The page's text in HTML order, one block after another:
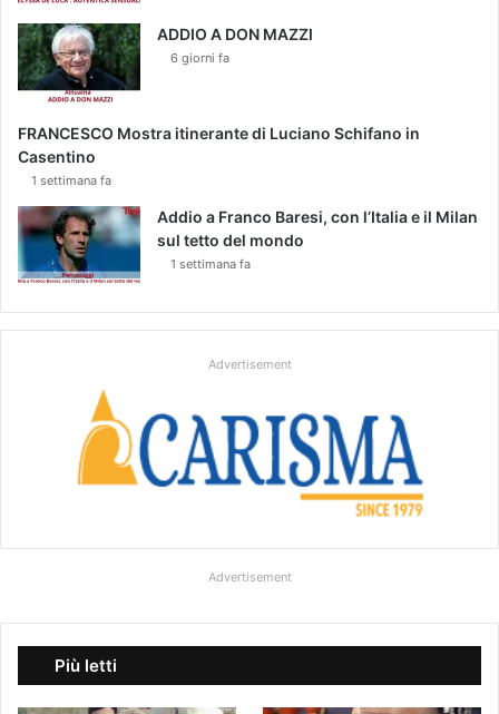
ADDIO A DON MAZZI
6 giorni fa
FRANCESCO Mostra itinerante di Luciano Schifano in
Casentino
1 settimana fa
Addio a Franco Baresi, con l’Italia e il Milan
sul tetto del mondo
1 settimana fa
Advertisement
Advertisement
Più letti